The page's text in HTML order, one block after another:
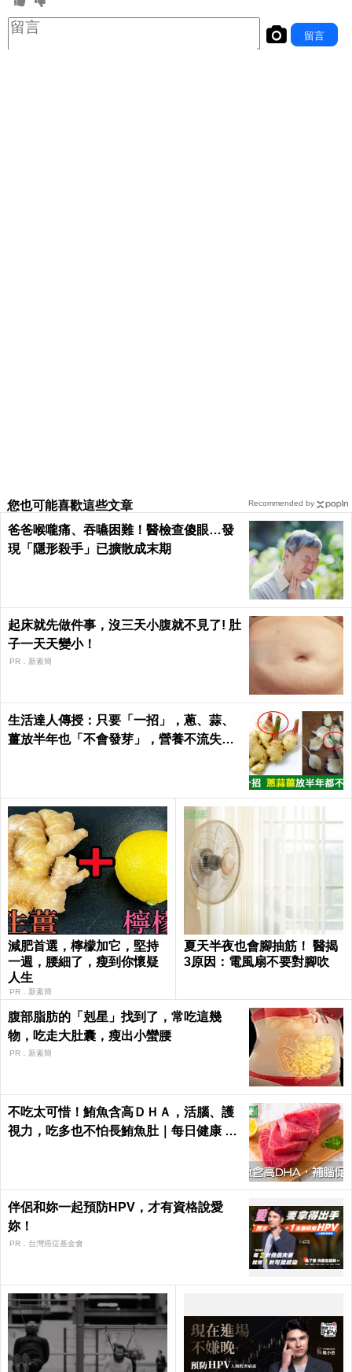
您也可能喜歡這些文章
爸爸喉嚨痛、吞嚥困難！醫檢查傻眼…發
現「隱形殺手」已擴散成末期
起床就先做件事，沒三天小腹就不見了! 肚
子一天天變小！
PR．新素簡
生活達人傳授：只要「一招」，蔥、蒜、
薑放半年也「不會發芽」，營養不流失！
減肥首選，檸檬加它，堅持
一週，腰細了，瘦到你懷疑
人生
PR．新素簡
夏天半夜也會腳抽筋！ 醫揭
3原因：電風扇不要對腳吹
腹部脂肪的「剋星」找到了，常吃這幾
物，吃走大肚囊，瘦出小蠻腰
PR．新素簡
不吃太可惜！鮪魚含高ＤＨＡ，活腦、護
視力，吃多也不怕長鮪魚肚｜每日健康 He
伴侶和妳一起預防HPV，才有資格說愛
妳！
PR．台灣癌症基金會
Recommended by